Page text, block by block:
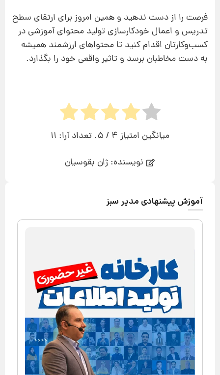
فرصت را از دست ندهید و همین امروز برای ارتقای سطح
تدریس و اعمال خودکارسازی تولید محتوای آموزشی در
کسب‌وکارتان اقدام کنید تا محتواهای ارزشمند همیشه
به دست مخاطبان برسد و تاثیر واقعی خود را بگذارد.
میانگین امتیاز 4 / 5. تعداد آرا:
11
نویسنده: ژان بقوسیان
آموزش پیشنهادی مدیر سبز